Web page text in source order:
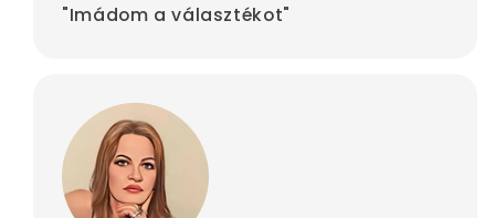
"Imádom a választékot"